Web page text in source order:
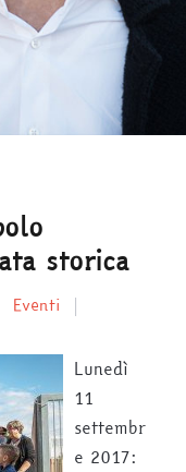
storica
Eventi
Lunedì
11
settembr
e 2017: